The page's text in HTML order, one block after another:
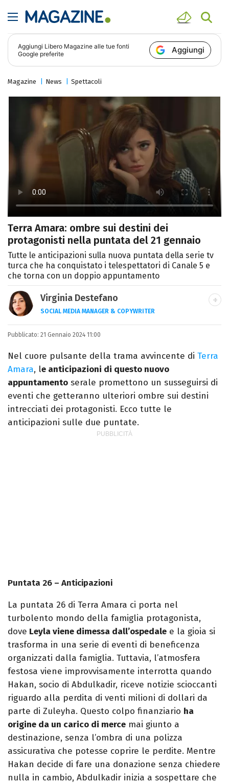
Aggiungi Libero Magazine alle tue fonti
Google preferite
Aggiungi
Magazine News Spettacoli
Terra Amara: ombre sui destini dei
protagonisti nella puntata del 21 gennaio
Tutte le anticipazioni sulla nuova puntata della serie tv
turca che ha conquistato i telespettatori di Canale 5 e
che torna con un doppio appuntamento
Virginia Destefano
SOCIAL MEDIA MANAGER & COPYWRITER
Una passione smisurata per le serie TV.
videomaking e scrittura sono il mio
passatempo preferito.
Pubblicato: 21 Gennaio 2024 11:00
Nel cuore pulsante della trama avvincente di Terra
Amara, le anticipazioni di questo nuovo
appuntamento serale promettono un susseguirsi di
eventi che getteranno ulteriori ombre sui destini
intrecciati dei protagonisti. Ecco tutte le
anticipazioni sulle due puntate.
Puntata 26 – Anticipazioni
La puntata 26 di Terra Amara ci porta nel
turbolento mondo della famiglia protagonista,
dove Leyla viene dimessa dall’ospedale e la gioia si
trasforma in una serie di eventi di beneficenza
organizzati dalla famiglia. Tuttavia, l’atmosfera
festosa viene improvvisamente interrotta quando
Hakan, socio di Abdulkadir, riceve notizie scioccanti
riguardo alla perdita di venti milioni di dollari da
parte di Zuleyha. Questo colpo finanziario ha
origine da un carico di merce mai giunto a
destinazione, senza l’ombra di una polizza
assicurativa che potesse coprire le perdite. Mentre
Hakan decide di fare una donazione senza chiedere
nulla in cambio, Abdulkadir inizia a sospettare che